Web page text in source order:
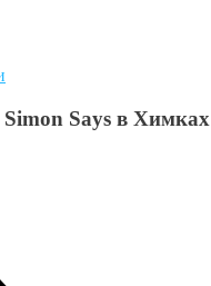
Says в Химках